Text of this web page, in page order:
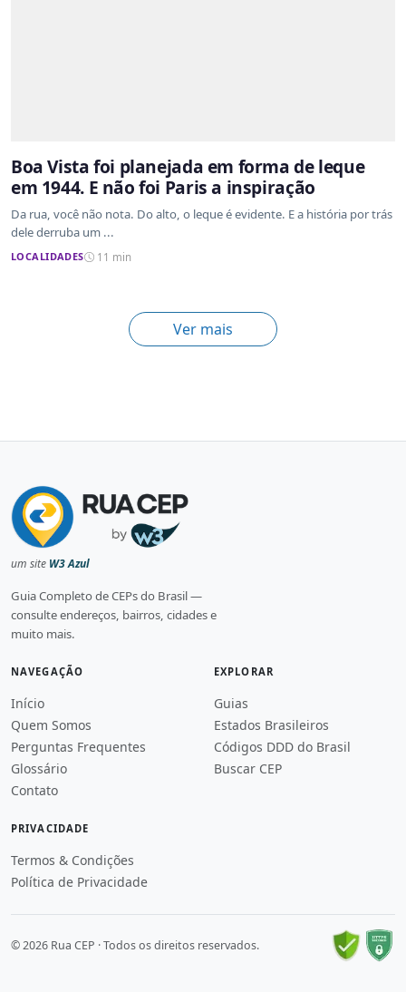
Boa Vista foi planejada em forma de leque
em 1944. E não foi Paris a inspiração
Da rua, você não nota. Do alto, o leque é evidente. E a história por trás
dele derruba um ...
LOCALIDADES 11 min
Ver mais
um site W3 Azul
Guia Completo de CEPs do Brasil —
consulte endereços, bairros, cidades e
muito mais.
NAVEGAÇÃO
Início
Quem Somos
Perguntas Frequentes
Glossário
Contato
EXPLORAR
Guias
Estados Brasileiros
Códigos DDD do Brasil
Buscar CEP
PRIVACIDADE
Termos & Condições
Política de Privacidade
© 2026 Rua CEP · Todos os direitos reservados.